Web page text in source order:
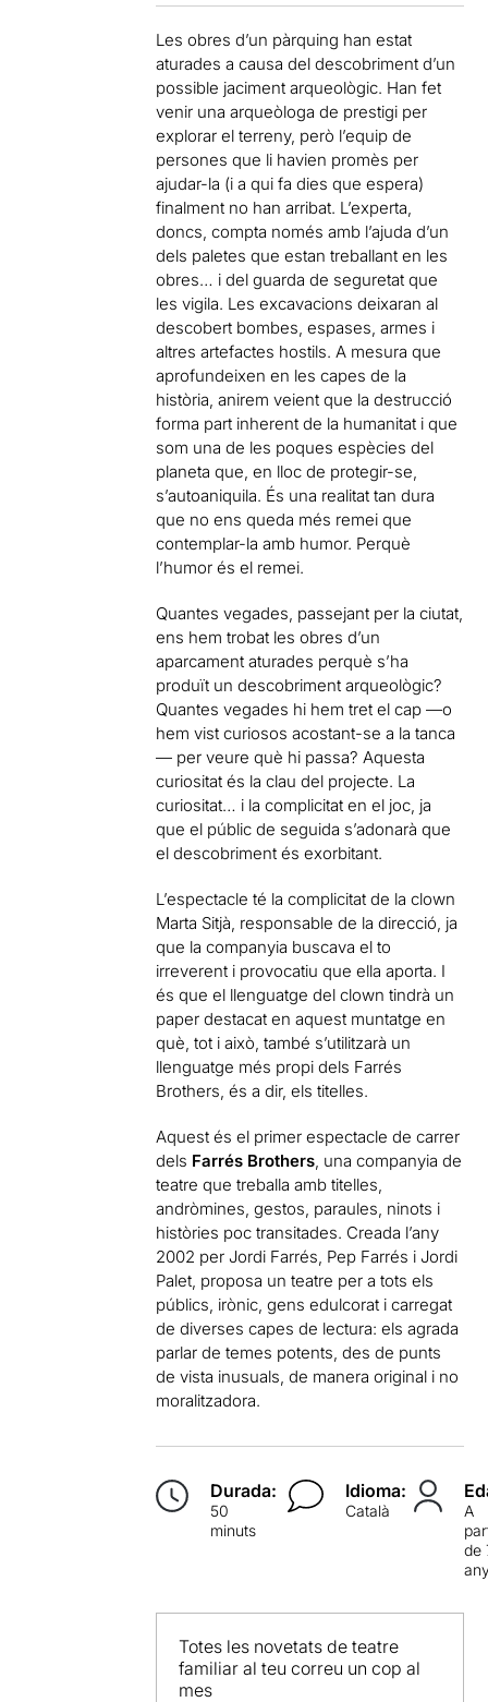
Les obres d’un pàrquing han estat
aturades a causa del descobriment d’un
possible jaciment arqueològic. Han fet
venir una arqueòloga de prestigi per
explorar el terreny, però l’equip de
persones que li havien promès per
ajudar-la (i a qui fa dies que espera)
finalment no han arribat. L’experta,
doncs, compta només amb l’ajuda d’un
dels paletes que estan treballant en les
obres… i del guarda de seguretat que
les vigila. Les excavacions deixaran al
descobert bombes, espases, armes i
altres artefactes hostils. A mesura que
aprofundeixen en les capes de la
història, anirem veient que la destrucció
forma part inherent de la humanitat i que
som una de les poques espècies del
planeta que, en lloc de protegir-se,
s’autoaniquila. És una realitat tan dura
que no ens queda més remei que
contemplar-la amb humor. Perquè
l’humor és el remei.
Quantes vegades, passejant per la ciutat,
ens hem trobat les obres d’un
aparcament aturades perquè s’ha
produït un descobriment arqueològic?
Quantes vegades hi hem tret el cap —o
hem vist curiosos acostant-se a la tanca
— per veure què hi passa? Aquesta
curiositat és la clau del projecte. La
curiositat… i la complicitat en el joc, ja
que el públic de seguida s’adonarà que
el descobriment és exorbitant.
L’espectacle té la complicitat de la clown
Marta Sitjà, responsable de la direcció, ja
que la companyia buscava el to
irreverent i provocatiu que ella aporta. I
és que el llenguatge del clown tindrà un
paper destacat en aquest muntatge en
què, tot i això, també s’utilitzarà un
llenguatge més propi dels Farrés
Brothers, és a dir, els titelles.
Aquest és el primer espectacle de carrer
dels Farrés Brothers, una companyia de
teatre que treballa amb titelles,
andròmines, gestos, paraules, ninots i
històries poc transitades. Creada l’any
2002 per Jordi Farrés, Pep Farrés i Jordi
Palet, proposa un teatre per a tots els
públics, irònic, gens edulcorat i carregat
de diverses capes de lectura: els agrada
parlar de temes potents, des de punts
de vista inusuals, de manera original i no
moralitzadora.
Durada:
50
minuts
Idioma:
Català
A
de
Totes les novetats de teatre
familiar al teu correu un cop al
mes